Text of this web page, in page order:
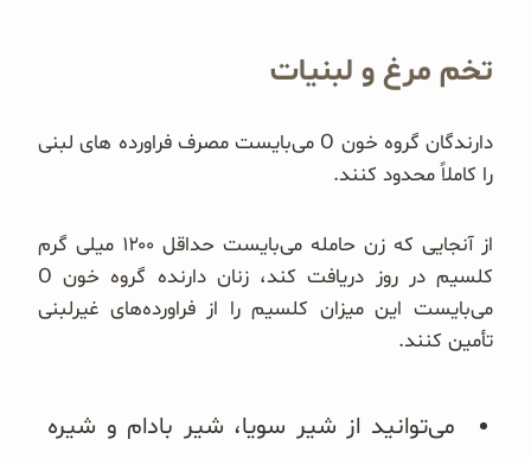
تخم مرغ و لبنیات
دارندگان گروه خون O می‌بایست مصرف فراورده های لبنی
را کاملاً محدود کنند.
از آنجایی که زن حامله می‌بایست حداقل ۱۲۰۰ میلی گرم
کلسیم در روز دریافت کند، زنان دارنده گروه خون O
می‌بایست این میزان کلسیم را از فراورده‌های غیرلبنی
تأمین کنند.
می‌توانید از شیر سویا، شیر بادام و شیره